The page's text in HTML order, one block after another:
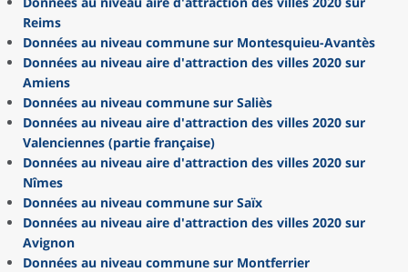
Reims
Données au niveau commune sur Montesquieu-Avantès
Données au niveau aire d'attraction des villes 2020 sur
Amiens
Données au niveau commune sur Saliès
Données au niveau aire d'attraction des villes 2020 sur
Valenciennes (partie française)
Données au niveau aire d'attraction des villes 2020 sur
Nîmes
Données au niveau commune sur Saïx
Données au niveau aire d'attraction des villes 2020 sur
Avignon
Données au niveau commune sur Montferrier